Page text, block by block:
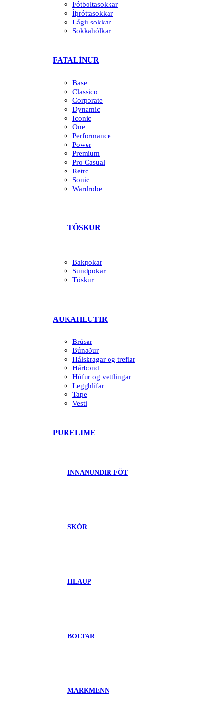
Fótboltasokkar
Íþróttasokkar
Lágir sokkar
Sokkahólkar
FATALÍNUR
Base
Classico
Corporate
Dynamic
Iconic
One
Performance
Power
Premium
Pro Casual
Retro
Sonic
Wardrobe
TÖSKUR
Bakpokar
Sundpokar
Töskur
AUKAHLUTIR
Brúsar
Búnaður
Hálskragar og treflar
Hárbönd
Húfur og vettlingar
Legghlífar
Tape
Vesti
PURELIME
INNANUNDIR FÖT
SKÓR
HLAUP
BOLTAR
MARKMENN